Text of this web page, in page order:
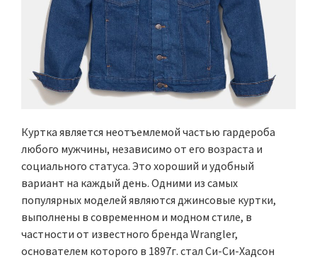
Куртка является неотъемлемой частью гардероба
любого мужчины, независимо от его возраста и
социального статуса. Это хороший и удобный
вариант на каждый день. Одними из самых
популярных моделей являются джинсовые куртки,
выполнены в современном и модном стиле, в
частности от известного бренда Wrangler,
основателем которого в 1897г. стал Си-Си-Хадсон